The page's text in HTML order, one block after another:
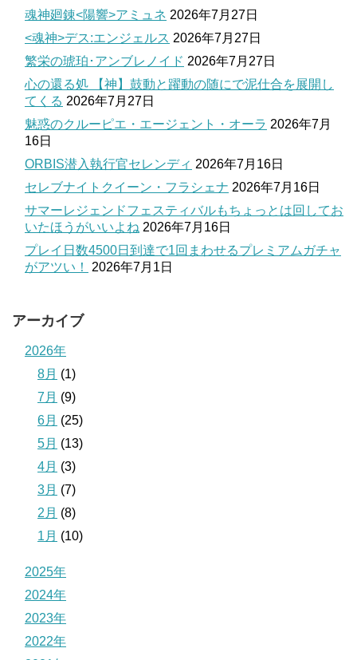
魂神廻錬<陽響>アミュネ 2026年7月27日
<魂神>デス:エンジェルス 2026年7月27日
繁栄の琥珀･アンブレノイド 2026年7月27日
心の還る処 【神】鼓動と躍動の随にで泥仕合を展開し
てくる 2026年7月27日
魅惑のクルーピエ・エージェント・オーラ 2026年7月
16日
ORBIS潜入執行官セレンディ 2026年7月16日
セレブナイトクイーン・フラシェナ 2026年7月16日
サマーレジェンドフェスティバルもちょっとは回してお
いたほうがいいよね 2026年7月16日
プレイ日数4500日到達で1回まわせるプレミアムガチャ
がアツい！
2026年7月1日
アーカイブ
2026年
8月 (1)
7月 (9)
6月 (25)
5月 (13)
4月 (3)
3月 (7)
2月 (8)
1月 (10)
2025年
2024年
2023年
2022年